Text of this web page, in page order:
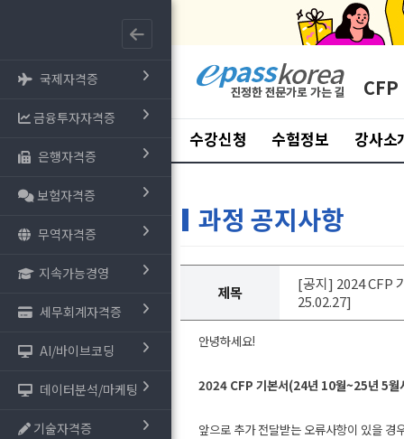
국제자격증
금융투자자격증
은행자격증
보험자격증
무역자격증
지속가능경영
세무회계자격증
AI/바이브코딩
데이터분석/마케팅
기술자격증
CFP
수강신청 수험정보 강사소
과정 공지사항
제목
[공지] 2024 CFP
25.02.27]
안녕하세요!
2024 CFP 기본서(24년 10월~25년 5월
앞으로 추가 전달받는 오류사항이 있을